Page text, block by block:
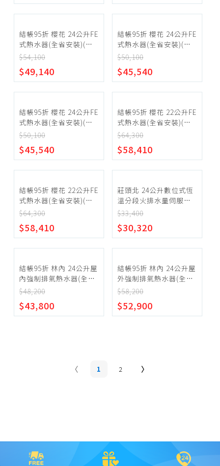
結帳95折 櫻花 24公升FE
式熱水器(全省安裝)(送
5%購物金)【SH-2480-
$54,100
$49,140
結帳95折 櫻花 24公升FE
式熱水器(全省安裝)(送
5%購物金)【DH-2460-
$50,100
$45,540
結帳95折 櫻花 24公升FE
式熱水器(全省安裝)(送
5%購物金)【DH-2460-
$50,100
$45,540
結帳95折 櫻花 22公升FE
式熱水器(全省安裝)(送
5%購物金)【SH-
$64,300
$58,410
結帳95折 櫻花 22公升FE
式熱水器(全省安裝)(送
5%購物金)【SH-
$64,300
$58,410
莊頭北 24公升數位式恆
溫分段火排水量伺服器
DC強制排氣熱水器(全省
7245FE_LPG】
$33,400
$30,320
結帳95折 林內 24公升屋
內強制排氣熱水器(全省
安裝)(陶板屋券5張)
TR_NG1】
$48,200
$43,800
結帳95折 林內 24公升屋
外強制排氣熱水器(全省
安裝)(陶板屋券2張)
TR_LPG】
$58,200
$52,900
1 2